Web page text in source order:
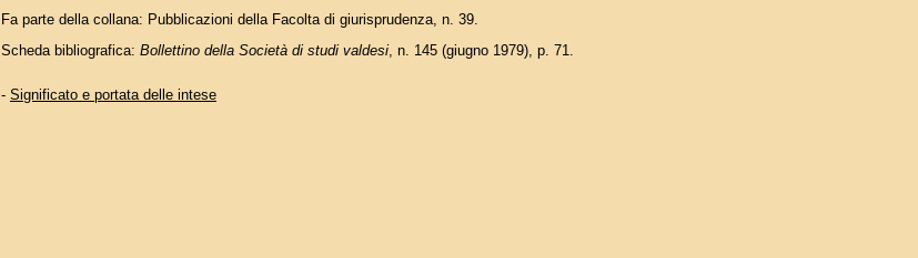
Fa parte della collana: Pubblicazioni della Facolta di giurisprudenza, n. 39.
Scheda bibliografica: Bollettino della Società di studi valdesi, n. 145 (giugno 1979), p. 71.
- Significato e portata delle intese